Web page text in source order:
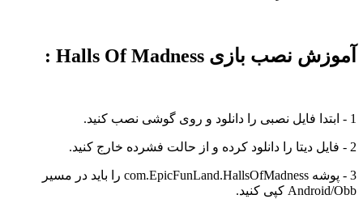
آموزش نصب بازی Halls Of Madness :
1 - ابتدا فایل نصبی را دانلود و روی گوشی نصب کنید.
2 - فایل دیتا را دانلود کرده و از حالت فشرده خارج کنید.
3 - پوشه com.EpicFunLand.HallsOfMadness را باید در مسیر
Android/Obb کپی کنید.